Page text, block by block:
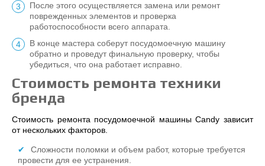
После этого осуществляется замена или ремонт
поврежденных элементов и проверка
работоспособности всего аппарата.
В конце мастера соберут посудомоечную машину
обратно и проведут финальную проверку, чтобы
убедиться, что она работает исправно.
Стоимость ремонта техники
бренда
Стоимость ремонта посудомоечной машины Candy зависит
от нескольких факторов.
Сложности поломки и объем работ, которые требуется
провести для ее устранения.